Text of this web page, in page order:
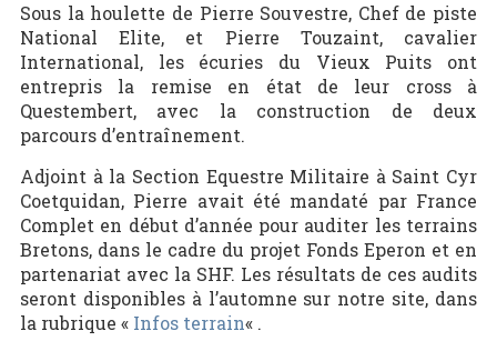
Sous la houlette de Pierre Souvestre, Chef de piste
National Elite, et Pierre Touzaint, cavalier
International, les écuries du Vieux Puits ont
entrepris la remise en état de leur cross à
Questembert, avec la construction de deux
parcours d’entraînement.
Adjoint à la Section Equestre Militaire à Saint Cyr
Coetquidan, Pierre avait été mandaté par France
Complet en début d’année pour auditer les terrains
Bretons, dans le cadre du projet Fonds Eperon et en
partenariat avec la SHF. Les résultats de ces audits
seront disponibles à l’automne sur notre site, dans
la rubrique « Infos terrain« .